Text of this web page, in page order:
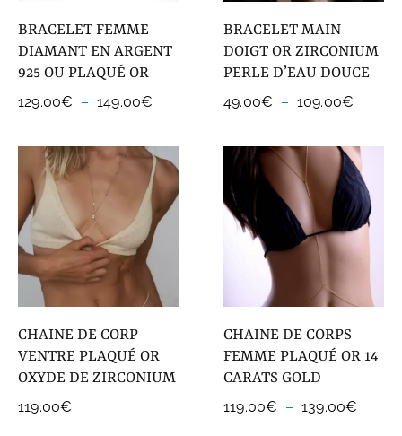
BRACELET FEMME
DIAMANT EN ARGENT
925 OU PLAQUÉ OR
129.00€ – 149.00€
129.00€
à
149.00€
BRACELET MAIN
DOIGT OR ZIRCONIUM
PERLE D’EAU DOUCE
49.00€ – 109.00€
49.00€
à
CHAINE DE CORP
VENTRE PLAQUÉ OR
OXYDE DE ZIRCONIUM
119.00€
CHAINE DE CORPS
FEMME PLAQUÉ OR 14
CARATS GOLD
119.00€ – 139.00€